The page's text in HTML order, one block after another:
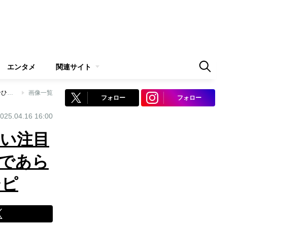
エンタメ 関連サイト
《コツは火加減だけ》アレンジしやすい注目の調理法「湯煮」 フライパンひとつであらゆる魚介がラクラクおいしくなるレシピ 画像一覧
16:00
注目
あら
フォロー フォロー